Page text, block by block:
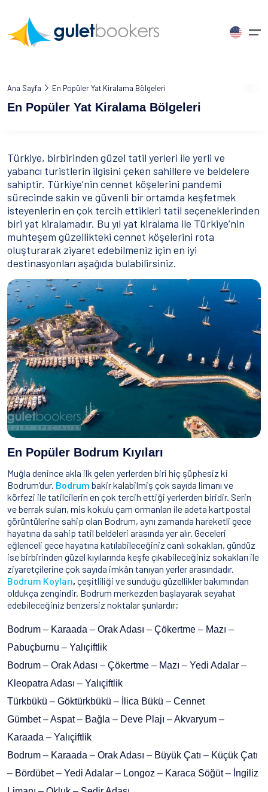
Hakkımızda
Ana Sayfa
Neden Biz
İş Birliği
Müşteri Görüşleri
İletişim
Yat Kiralama
Gulet Charter
Yat Kiralama
Yat Tipleri
Yat Seyahati
İlgi Alanına Göre Yat Kiralama
Su Sporları
Yeme & İçme
Nasıl Rezervasyon Yapılır?
Şartlar & Koşullar
Mavi Yolculuk
Yat Kiralama Bölgeleri
Yat Kiralama Bölgeleri
Türkiye
Marmaris Yat Kiralama
Gocek Yat Kiralama
Fethiye Yat Kiralama
Tüm Bölgeler
Yunanistan
Yunanistan
Rodos
Mikonos
Zakintos
Tüm Bölgeler
Yat Kiralama Rotaları
Mavi Yolculuk Blog
İletişim
Ana Sayfa En Popüler Yat Kiralama Bölgeleri
En Popüler Yat Kiralama Bölgeleri
Türkiye, birbirinden güzel tatil yerleri ile yerli ve
yabancı turistlerin ilgisini çeken sahillere ve beldelere
sahiptir. Türkiye’nin cennet köşelerini pandemi
sürecinde sakin ve güvenli bir ortamda keşfetmek
isteyenlerin en çok tercih ettikleri tatil seçeneklerinden
biri yat kiralamadır. Bu yıl yat kiralama ile Türkiye’nin
muhteşem güzellikteki cennet köşelerini rota
oluşturarak ziyaret edebilmeniz için en iyi
destinasyonları aşağıda bulabilirsiniz.
En Popüler Bodrum Kıyıları
Muğla denince akla ilk gelen yerlerden biri hiç şüphesiz ki
Bodrum’dur. Bodrum bakir kalabilmiş çok sayıda limanı ve
körfezi ile tatilcilerin en çok tercih ettiği yerlerden biridir. Serin
ve berrak suları, mis kokulu çam ormanları ile adeta kartpostal
görüntülerine sahip olan Bodrum, aynı zamanda hareketli gece
hayatına da sahip tatil beldeleri arasında yer alır. Geceleri
eğlenceli gece hayatına katılabileceğiniz canlı sokakları, gündüz
ise birbirinden güzel kıyılarında keşfe çıkabileceğiniz sokakları ile
ziyaretçilerine çok sayıda imkân tanıyan yerler arasındadır.
Bodrum Koyları, çeşitliliği ve sunduğu güzellikler bakımından
oldukça zengindir. Bodrum merkezden başlayarak seyahat
edebileceğiniz benzersiz noktalar şunlardır;
Bodrum – Karaada – Orak Adası – Çökertme – Mazı –
Pabuçburnu – Yalıçiftlik
Bodrum – Orak Adası – Çökertme – Mazı – Yedi Adalar –
Kleopatra Adası – Yalıçiftlik
Türkbükü – Göktürkbükü – İlica Bükü – Cennet
Gümbet – Aspat – Bağla – Deve Plajı – Akvaryum –
Karaada – Yalıçiftlik
Bodrum – Karaada – Orak Adası – Büyük Çatı – Küçük Çatı
– Bördübet – Yedi Adalar – Longoz – Karaca Söğüt – İngiliz
Dil Seçimi Yapın
United States United Kingdom Deutsch
Français
France
Español
Spain
Italiano
Italy
Russia
Russian